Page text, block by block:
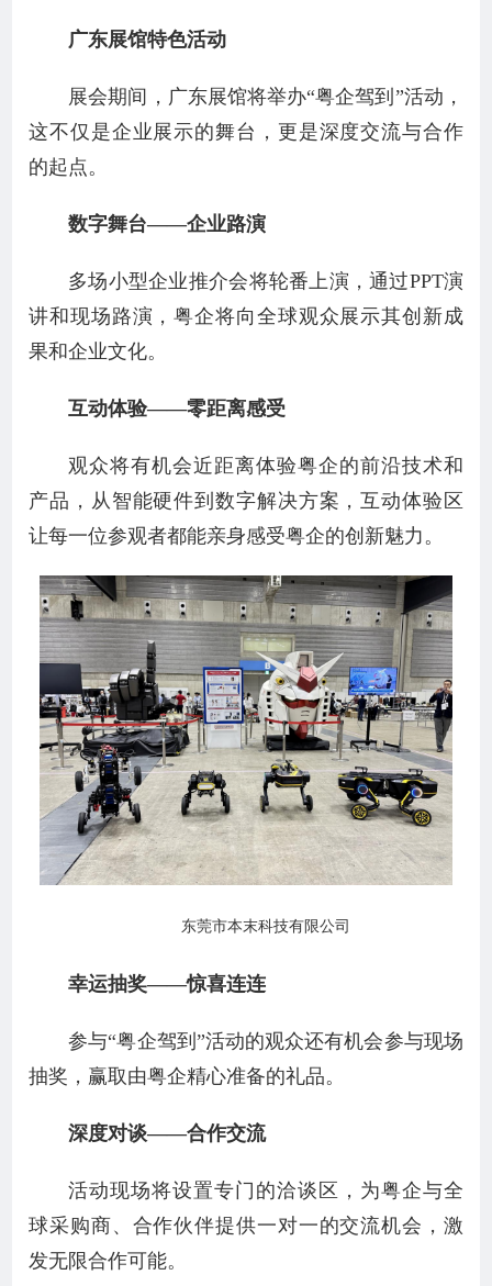
广东展馆特色活动
展会期间，广东展馆将举办“粤企驾到”活动，
这不仅是企业展示的舞台，更是深度交流与合作
的起点。
数字舞台——企业路演
多场小型企业推介会将轮番上演，通过PPT演
讲和现场路演，粤企将向全球观众展示其创新成
果和企业文化。
互动体验——零距离感受
观众将有机会近距离体验粤企的前沿技术和
产品，从智能硬件到数字解决方案，互动体验区
让每一位参观者都能亲身感受粤企的创新魅力。
东莞市本末科技有限公司
幸运抽奖——惊喜连连
参与“粤企驾到”活动的观众还有机会参与现场
抽奖，赢取由粤企精心准备的礼品。
深度对谈——合作交流
活动现场将设置专门的洽谈区，为粤企与全
球采购商、合作伙伴提供一对一的交流机会，激
发无限合作可能。